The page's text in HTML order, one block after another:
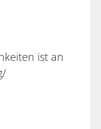
ist an